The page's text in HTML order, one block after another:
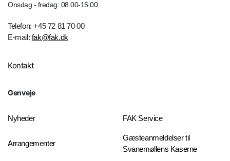
Onsdag - fredag: 08.00-15.00
Telefon: +45 72 81 70 00
E-mail: fak@fak.dk
Kontakt
Genveje
Nyheder
Arrangementer
FAK Service
Gæsteanmeldelser til
Svanemøllens Kaserne